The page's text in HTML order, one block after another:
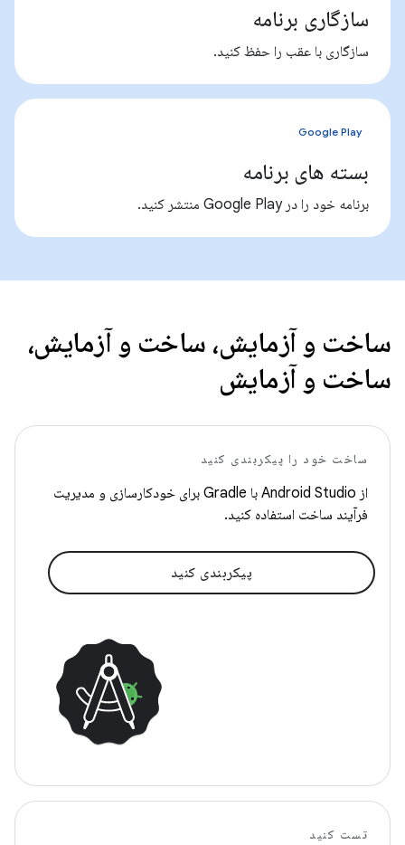
سازگاری برنامه
سازگاری با عقب را حفظ کنید.
Google Play
بسته های برنامه
برنامه خود را در Google Play منتشر کنید.
ساخت و آزمایش، ساخت و آزمایش،
ساخت و آزمایش
ساخت خود را پیکربندی کنید
از Android Studio با Gradle برای خودکارسازی و مدیریت
فرآیند ساخت استفاده کنید.
پیکربندی کنید
تست کنید